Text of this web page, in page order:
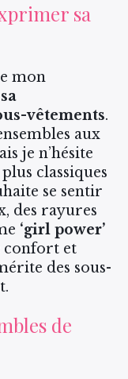
sa
mon
vêtements.
aux
je n’hésite
classiques
se sentir
des rayures
‘girl power’
confort et
des sous-
de